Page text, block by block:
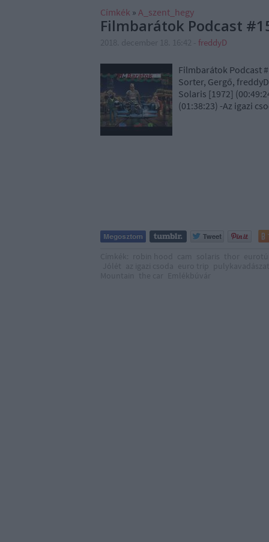
Címkék » A_szent_hegy
Filmbarátok Podcast
freddyD
Filmbarátok Podcast
Sorter, Gergő,
Solaris [1972]
(01:38:23) -Az igazi